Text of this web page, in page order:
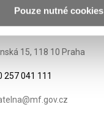
Pouze nutné cookies
financí ČR
15, 118 10 Praha
257 041 111